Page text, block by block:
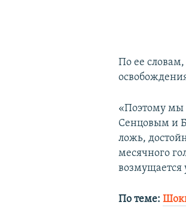
По ее
«Поэтому мы
Сенцовым и
ложь,
месячного
возмущается
По теме: